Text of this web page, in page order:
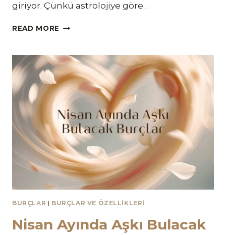
giriyor. Çünkü astrolojiye göre…
READ MORE BURÇLARIN
BURÇLAR | BURÇLAR VE ÖZELLIKLERI
Nisan Ayında Aşkı Bulacak